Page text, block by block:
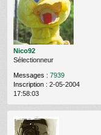
Nico92
Sélectionneur
Messages : 7939
Inscription : 2-05-2004
17:58:03